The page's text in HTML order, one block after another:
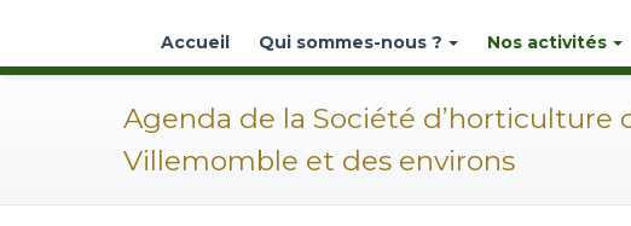
Accueil Qui sommes-nous ? Nos activités
Agenda de la Société d’horticulture
Villemomble et des environs